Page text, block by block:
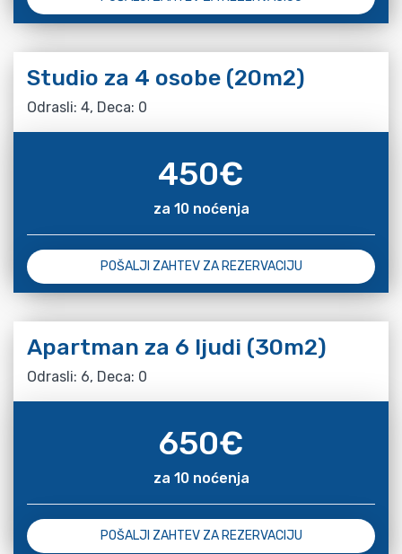
Studio za 4 osobe (20m2)
Odrasli: 4, Deca: 0
450€
za 10 noćenja
POŠALJI ZAHTEV ZA REZERVACIJU
Apartman za 6 ljudi (30m2)
Odrasli: 6, Deca: 0
650€
za 10 noćenja
POŠALJI ZAHTEV ZA REZERVACIJU